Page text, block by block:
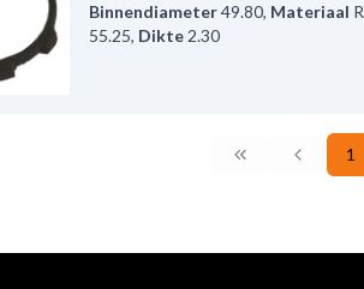
Binnendiameter49.80, Materiaal
55.25, Dikte 2.30
1